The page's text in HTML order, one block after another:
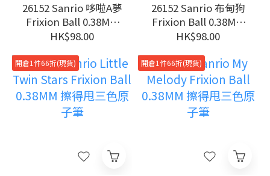
26152 Sanrio 哆啦A夢
Frixion Ball 0.38MM
擦得甩三色原子筆
HK$98.00
26152 Sanrio 布甸狗
Frixion Ball 0.38MM
擦得甩三色原子筆
HK$98.00
開倉1件66折(現貨) 開倉1件66折(現貨)